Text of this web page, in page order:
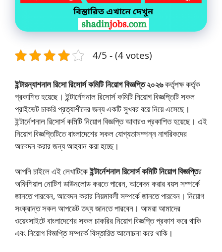
4/5 - (4 votes)
ইন্টারন্যাশনাল রিসো রিসোর্সকমিটি নিয়োগ বিজ্ঞপ্তি ২০২৬কর্তৃপক্ষ কর্তৃক
প্রকাশিত হয়েছে। ইন্টার্নেশনাল রিসোর্স কমিটি নিয়োগ বিজ্ঞপ্তিটি সকল
প্রাইভেট চাকরি প্রত্যাশীদের জন্য একটি সুখবর বয়ে নিয়ে এসেছে।
ইন্টার্নেশনাল রিসোর্স কমিটি নিয়োগ বিজ্ঞপ্তি আবারও প্রকাশিত হয়েছে। এই
নিয়োগ বিজ্ঞপ্তিটিতে বাংলাদেশের সকল যোগ্যতাসম্পন্ন নাগরিকদের
আবেদন করার জন্য আহবান করা হচ্ছে।
আপনি চাইলে এই লেখাটিকেইন্টার্নেশনাল রিসোর্স কমিটি নিয়োগ বিজ্ঞপ্তির
অফিশিয়াল নোটিশ ডাউনলোড করতে পারেন, আবেদন করার বয়স সম্পর্কে
জানতে পারবেন, আবেদন করার নিয়মাবলী সম্পর্কে জানতে পারবেন। নিয়োগ
সংক্রান্ত সকল আপডেট তথ্য জানতে পারবেন। আমরা আমাদের
ওয়েবসাইটে বাংলাদেশের সকল চাকরির নিয়োগ বিজ্ঞপ্তি প্রকাশ করে থাকি
এবং নিয়োগ বিজ্ঞপ্তি সম্পর্কে বিস্তারিত আলোচনা করে থাকি।